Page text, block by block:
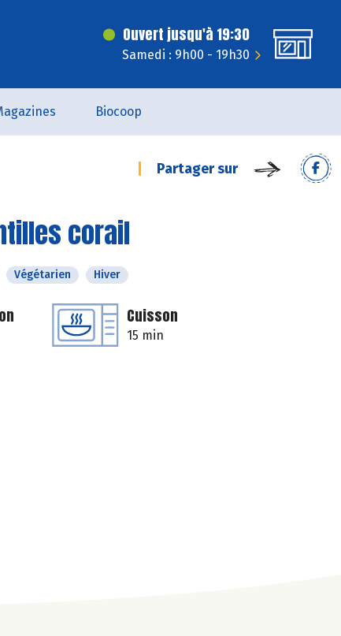
Ouvert jusqu'à 19:30
Samedi : 9h00 - 19h30
Biocoop
Partager sur
corail
Végétarien Hiver
Cuisson
15 min